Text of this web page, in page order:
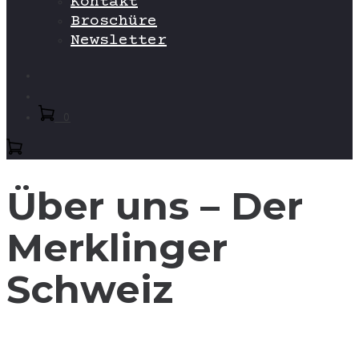
Broschüre
Newsletter
Über uns – Der
Merklinger
Schweiz